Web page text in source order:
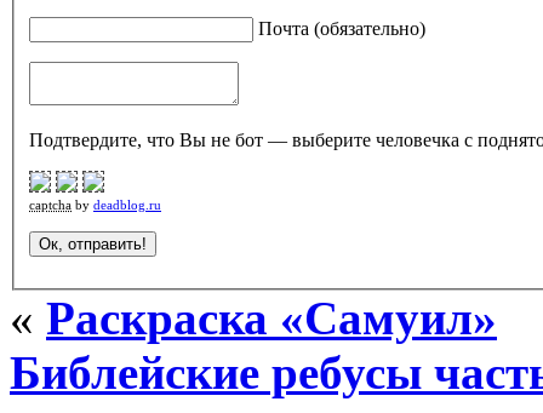
Почта (обязательно)
Подтвердите, что Вы не бот — выберите человечка с
captcha by deadblog.ru
« Раскраска «Самуил»
Библейские ребусы